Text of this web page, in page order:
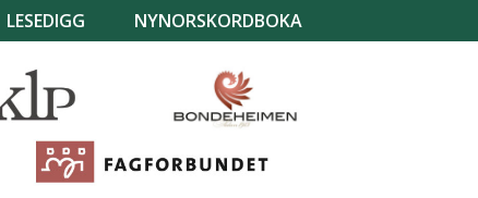
LESEDIGG NYNORSKORDBOKA